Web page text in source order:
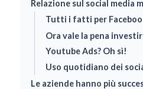
Relazione sul social media
Tutti i fatti per
Ora vale la pena
Youtube Ads? Oh sì!
Uso quotidiano dei
Le aziende hanno più